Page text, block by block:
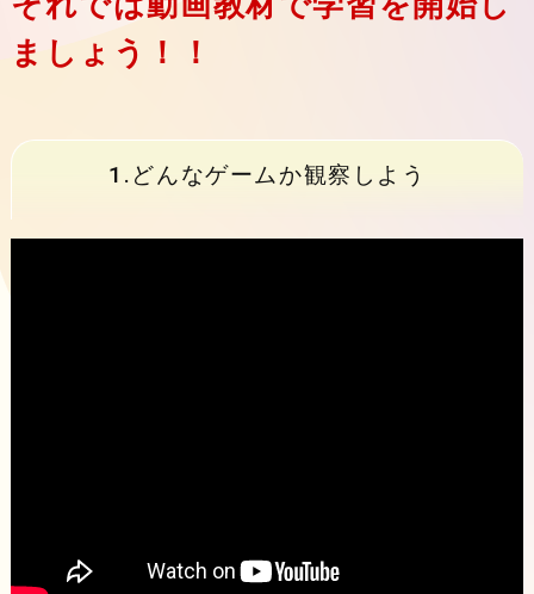
ましょう！！
1.どんなゲームか観察しよう